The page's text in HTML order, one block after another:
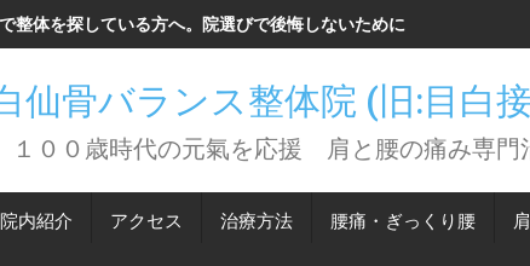
整体を探している方へ。院選びで後悔しないために知っておいてほ
仙骨バランス整体院 (旧:目白
１００歳時代の元氣を応援 肩と腰の痛み専門
院内紹介 アクセス 治療方法 腰痛・ぎっくり腰